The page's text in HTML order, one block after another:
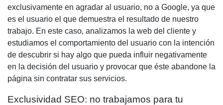
exclusivamente en agradar al usuario, no a Google, ya que
es el usuario el que demuestra el resultado de nuestro
trabajo. En este caso, analizamos la web del cliente y
estudiamos el comportamiento del usuario con la intención
de descubrir si hay algo que pueda influir negativamente
en la decisión del usuario y provocar que éste abandone la
página sin contratar sus servicios.
Exclusividad SEO: no trabajamos para tu